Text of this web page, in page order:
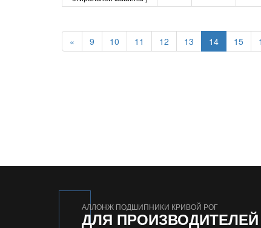
« 9 10 11 12 13 14 15
АЛЛОНЖ ПОДШИПНИКИ КРИВОЙ РОГ
ДЛЯ